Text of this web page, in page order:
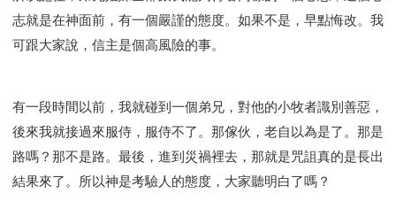
志就是在神面前，有一個嚴謹的態度。如果不是，早點悔改。我
可跟大家說，信主是個高風險的事。
有一段時間以前，我就碰到一個弟兄，對他的小牧者識別善惡，
後來我就接過來服侍，服侍不了。那傢伙，老自以為是了。那是
路嗎？那不是路。最後，進到災禍裡去，那就是咒詛真的是長出
結果來了。所以神是考驗人的態度，大家聽明白了嗎？